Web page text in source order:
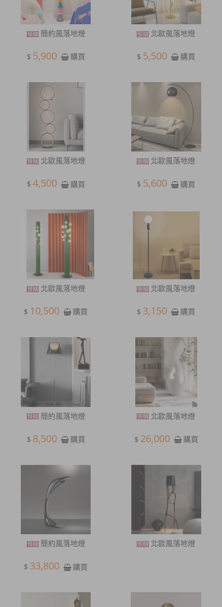
簡約風落地燈
$ 5,900 購買
北歐風落地燈
$ 5,500 購買
北歐風落地燈
$ 4,500 購買
北歐風落地燈
$ 5,600 購買
北歐風落地燈
$ 10,500 購買
北歐風落地燈
$ 3,150 購買
簡約風落地燈
$ 8,500 購買
北歐風落地燈
$ 26,000 購買
簡約風落地燈
$ 33,800 購買
北歐風落地燈